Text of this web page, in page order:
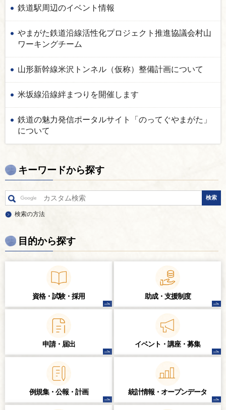
鉄道駅周辺のイベント情報
やまがた鉄道沿線活性化プロジェクト推進協議会村山
ワーキングチーム
山形新幹線米沢トンネル（仮称）整備計画について
米坂線沿線絆まつりを開催します
鉄道の魅力発信ポータルサイト「のってぐやまがた」
について
キーワードから探す
検索の方法
目的から探す
資格・試験・ 採用 助成・支援制度
申請・届出 イベント・講座・ 募集
例規集・公報・計画 統計情報・ オープンデータ